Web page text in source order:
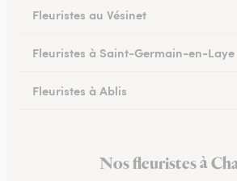
Fleuristes au Vésinet
Fleuristes à Saint-Germain-en-Laye
Fleuristes à Ablis
Fleuristes à Villepreux
Nos fleuristes à